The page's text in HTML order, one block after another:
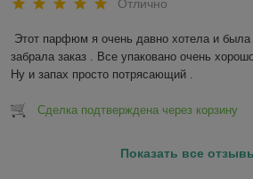
Отлично
Этот парфюм я очень давно хотела и была
забрала заказ . Все упаковано очень
Ну и запах просто потрясающий .
Сделка подтверждена через корзину
Показать все